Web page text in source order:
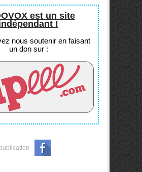
est un site
!
nous soutenir en faisant
un don sur :